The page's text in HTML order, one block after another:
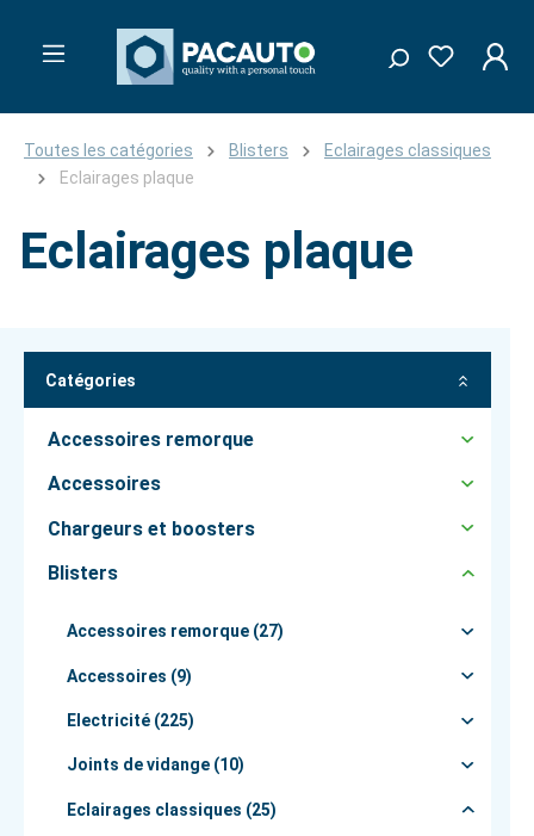
Toutes les catégories Blisters
Eclairages classiques
Eclairages plaque
Eclairages plaque
Catégories
Accessoires remorque
Accessoires
Chargeurs et boosters
Blisters
Accessoires remorque (27)
Accessoires (9)
Electricité (225)
Joints de vidange (10)
Eclairages classiques (25)